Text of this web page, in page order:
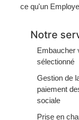
ce qu'un
Notre
Embaucher
sélectionné
Gestion de
paiement
sociale
Prise en